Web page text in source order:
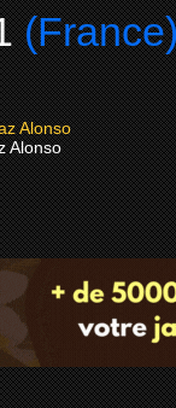
Alonso